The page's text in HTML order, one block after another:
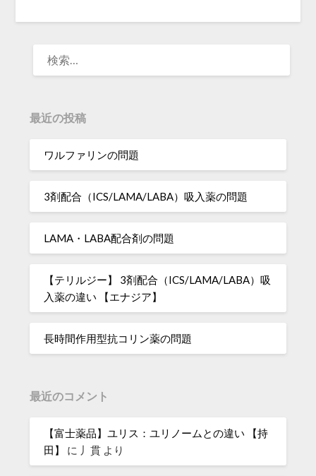
最近の投稿
ワルファリンの問題
3剤配合（ICS/LAMA/LABA）吸入薬の問題
LAMA・LABA配合剤の問題
【テリルジー】 3剤配合（ICS/LAMA/LABA）吸
入薬の違い 【エナジア】
長時間作用型抗コリン薬の問題
最近のコメント
【富士薬品】ユリス：ユリノームとの違い 【持
田】
に 丿貫 より